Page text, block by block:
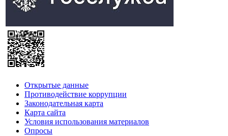
Открытые данные
Противодействие коррупции
Законодательная карта
Карта сайта
Условия использования материалов
Опросы